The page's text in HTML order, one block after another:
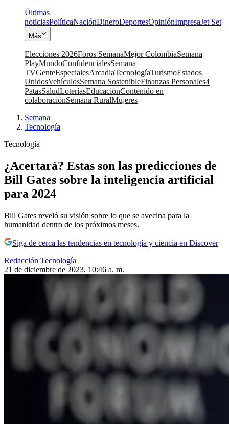
Últimas
noticiasPolíticaNaciónDineroDeportesOpiniónImpresaJet Set
Más
Elecciones 2026Foros SemanaMejor ColombiaSemana
PlayMundoConfidencialesSemana
TVGenteEspecialesArcadiaTecnologíaTurismoEstados
UnidosVehículosSemana SostenibleFinanzas Personales4
PatasSaludLoteríasEducaciónContenido en
colaboraciónSemana RuralMujeres
Semana|
Tecnología
Tecnología
¿Acertará? Estas son las predicciones de
Bill Gates sobre la inteligencia artificial
para 2024
Bill Gates reveló su visión sobre lo que se avecina para la
humanidad dentro de los próximos meses.
Siga de cerca las tendencias en tecnología y ciencia en Discover
Redacción Tecnología
21 de diciembre de 2023, 10:46 a. m.